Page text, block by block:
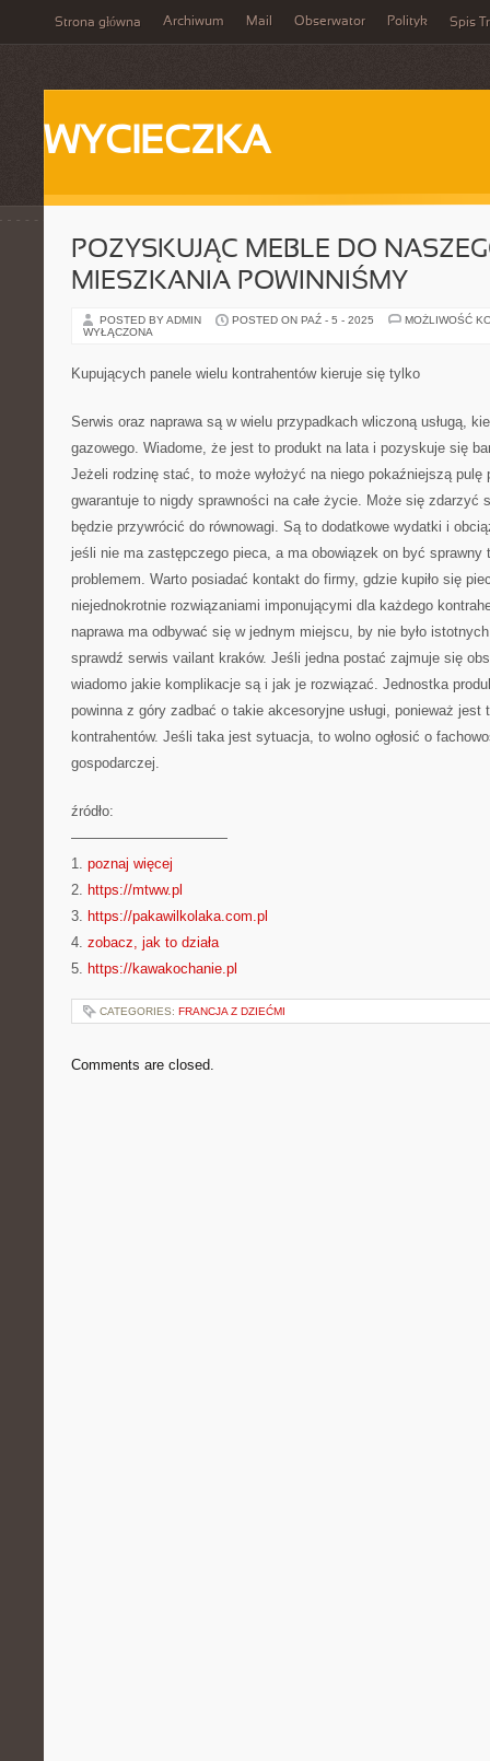
Strona główna Archiwum Mail Obserwator Polityk Spis
WYCIECZKA
POZYSKUJĄC MEBLE DO
MIESZKANIA POWINNIŚMY
POSTED BY ADMIN POSTED ON PAŹ - 5 - 2025
MOŻLIWOŚĆ
WYŁĄCZONA
Kupujących panele wielu kontrahentów kieruje się tylko
Serwis oraz naprawa są w wielu przypadkach wliczoną usługą,
gazowego. Wiadome, że jest to produkt na lata i pozyskuje się
Jeżeli rodzinę stać, to może wyłożyć na niego pokaźniejszą pulę
gwarantuje to nigdy sprawności na całe życie. Może się zdarzyć
będzie przywrócić do równowagi. Są to dodatkowe wydatki i
jeśli nie ma zastępczego pieca, a ma obowiązek on być sprawny
problemem. Warto posiadać kontakt do firmy, gdzie kupiło się
niejednokrotnie rozwiązaniami imponującymi dla każdego
naprawa ma odbywać się w jednym miejscu, by nie było
sprawdź serwis vailant kraków. Jeśli jedna postać zajmuje się
wiadomo jakie komplikacje są i jak je rozwiązać. Jednostka
powinna z góry zadbać o takie akcesoryjne usługi, ponieważ jest
kontrahentów. Jeśli taka jest sytuacja, to wolno ogłosić o
gospodarczej.
źródło:
———————————
1. poznaj więcej
2. https://mtww.pl
3. https://pakawilkolaka.com.pl
4. zobacz, jak to działa
5. https://kawakochanie.pl
CATEGORIES: FRANCJA Z DZIEĆMI
Comments are closed.